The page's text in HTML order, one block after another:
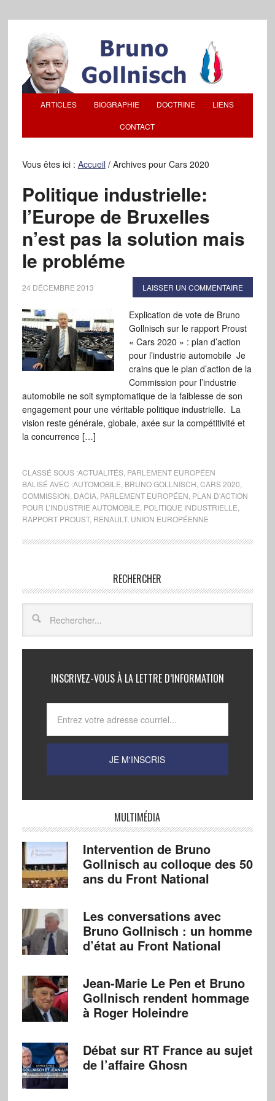
ARTICLES BIOGRAPHIE DOCTRINE LIENS
CONTACT
Vous êtes ici : Accueil /Archives pour Cars 2020
Politique industrielle:
l’Europe de Bruxelles
n’est pas la solution mais
le probléme
24 DÉCEMBRE 2013 LAISSER UN COMMENTAIRE
Explication de vote de Bruno
Gollnisch sur le rapport Proust
« Cars 2020 » : plan d’action
pour l’industrie automobile Je
crains que le plan d’action de la
Commission pour l’industrie
automobile ne soit symptomatique de la faiblesse de son
engagement pour une véritable politique industrielle. La
vision reste générale, globale, axée sur la compétitivité et
la concurrence […]
CLASSÉ SOUS :ACTUALITÉS, PARLEMENT EUROPÉEN
BALISÉ AVEC :AUTOMOBILE BRUNO GOLLNISCH CARS 2020
COMMISSION DACIA, PARLEMENT EUROPÉEN PLAN D’ACTION
POUR L’INDUSTRIE AUTOMOBILE POLITIQUE INDUSTRIELLE
RAPPORT PROUST, RENAULT, UNION EUROPÉENNE
RECHERCHER
INSCRIVEZ-VOUS À LA LETTRE D’INFORMATION
MULTIMÉDIA
Intervention de Bruno
Gollnisch au colloque des 50
ans du Front National
Les conversations avec
Bruno Gollnisch : un homme
d’état au Front National
Jean-Marie Le Pen et Bruno
Gollnisch rendent hommage
à Roger Holeindre
Débat sur RT France au sujet
de l’affaire Ghosn